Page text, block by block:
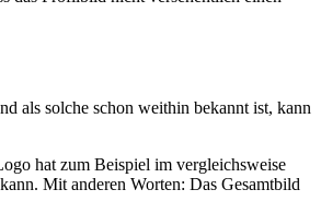
als solche schon weithin bekannt ist, kann
hat zum Beispiel im vergleichsweise
Mit anderen Worten: Das Gesamtbild